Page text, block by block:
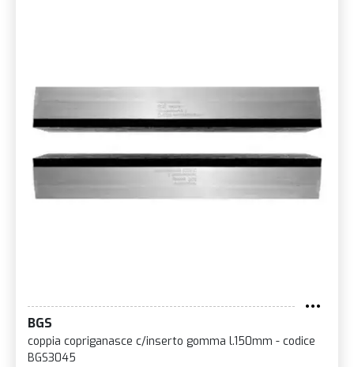
BGS
coppia copriganasce c/inserto gomma l.150mm - codice
BGS3045